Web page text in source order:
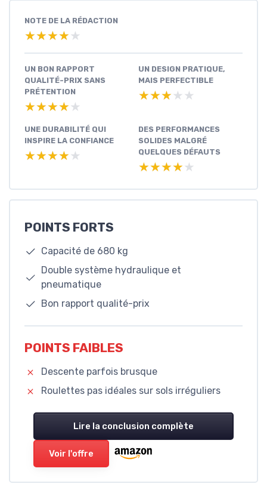
NOTE DE LA RÉDACTION
★★★★★
★★★★★
UN BON RAPPORT
QUALITÉ-PRIX SANS
PRÉTENTION
★★★★★
★★★★★
UN DESIGN PRATIQUE,
MAIS PERFECTIBLE
★★★★★
★★★★★
UNE DURABILITÉ QUI
INSPIRE LA CONFIANCE
★★★★★
★★★★★
DES PERFORMANCES
SOLIDES MALGRÉ
QUELQUES DÉFAUTS
★★★★★
★★★★★
POINTS FORTS
Capacité de 680 kg
Double système hydraulique et
pneumatique
Bon rapport qualité-prix
POINTS FAIBLES
Descente parfois brusque
Roulettes pas idéales sur sols irréguliers
Lire la conclusion complète
Voir l'offre